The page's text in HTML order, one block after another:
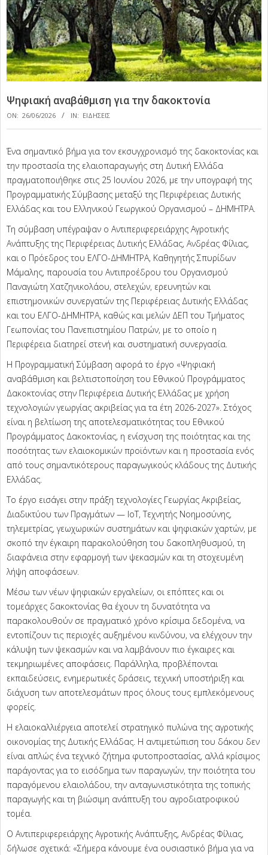
Ψηφιακή αναβάθμιση για την δακοκτονία
ON: 26/06/2026 IN: ΕΙΔΗΣΕΙΣ
Ένα σημαντικό βήμα για τον εκσυγχρονισμό της δακοκτονίας και
την προστασία της ελαιοπαραγωγής στη Δυτική Ελλάδα
πραγματοποιήθηκε στις 25 Ιουνίου 2026, με την υπογραφή της
Προγραμματικής Σύμβασης μεταξύ της Περιφέρειας Δυτικής
Ελλάδας και του Ελληνικού Γεωργικού Οργανισμού – ΔΗΜΗΤΡΑ.
Τη σύμβαση υπέγραψαν ο Αντιπεριφερειάρχης Αγροτικής
Ανάπτυξης της Περιφέρειας Δυτικής Ελλάδας, Ανδρέας Φίλιας,
και ο Πρόεδρος του ΕΛΓΟ-ΔΗΜΗΤΡΑ, Καθηγητής Σπυρίδων
Μάμαλης, παρουσία του Αντιπροέδρου του Οργανισμού
Παναγιώτη Χατζηνικολάου, στελεχών, ερευνητών και
επιστημονικών συνεργατών της Περιφέρειας Δυτικής Ελλάδας
και του ΕΛΓΟ-ΔΗΜΗΤΡΑ, καθώς και μελών ΔΕΠ του Τμήματος
Γεωπονίας του Πανεπιστημίου Πατρών, με το οποίο η
Περιφέρεια διατηρεί στενή και συστηματική συνεργασία.
Η Προγραμματική Σύμβαση αφορά το έργο «Ψηφιακή
αναβάθμιση και βελτιστοποίηση του Εθνικού Προγράμματος
Δακοκτονίας στην Περιφέρεια Δυτικής Ελλάδας με χρήση
τεχνολογιών γεωργίας ακριβείας για τα έτη 2026-2027». Στόχος
είναι η βελτίωση της αποτελεσματικότητας του Εθνικού
Προγράμματος Δακοκτονίας, η ενίσχυση της ποιότητας και της
ποσότητας των ελαιοκομικών προϊόντων και η προστασία ενός
από τους σημαντικότερους παραγωγικούς κλάδους της Δυτικής
Ελλάδας.
Το έργο εισάγει στην πράξη τεχνολογίες Γεωργίας Ακριβείας,
Διαδικτύου των Πραγμάτων — IoT, Τεχνητής Νοημοσύνης,
τηλεμετρίας, γεωχωρικών συστημάτων και ψηφιακών χαρτών, με
σκοπό την έγκαιρη παρακολούθηση του δακοπληθυσμού, τη
διαφάνεια στην εφαρμογή των ψεκασμών και τη στοχευμένη
λήψη αποφάσεων.
Μέσω των νέων ψηφιακών εργαλείων, οι επόπτες και οι
τομεάρχες δακοκτονίας θα έχουν τη δυνατότητα να
παρακολουθούν σε πραγματικό χρόνο κρίσιμα δεδομένα, να
εντοπίζουν τις περιοχές αυξημένου κινδύνου, να ελέγχουν την
κάλυψη των ψεκασμών και να λαμβάνουν πιο έγκαιρες και
τεκμηριωμένες αποφάσεις. Παράλληλα, προβλέπονται
εκπαιδεύσεις, ενημερωτικές δράσεις, τεχνική υποστήριξη και
διάχυση των αποτελεσμάτων προς όλους τους εμπλεκόμενους
φορείς.
Η ελαιοκαλλιέργεια αποτελεί στρατηγικό πυλώνα της αγροτικής
οικονομίας της Δυτικής Ελλάδας. Η αντιμετώπιση του δάκου δεν
είναι απλώς ένα τεχνικό ζήτημα φυτοπροστασίας, αλλά κρίσιμος
παράγοντας για το εισόδημα των παραγωγών, την ποιότητα του
παραγόμενου ελαιολάδου, την ανταγωνιστικότητα της τοπικής
παραγωγής και τη βιώσιμη ανάπτυξη του αγροδιατροφικού
τομέα.
Ο Αντιπεριφερειάρχης Αγροτικής Ανάπτυξης, Ανδρέας Φίλιας,
δήλωσε σχετικά: «Σήμερα κάνουμε ένα ουσιαστικό βήμα για να